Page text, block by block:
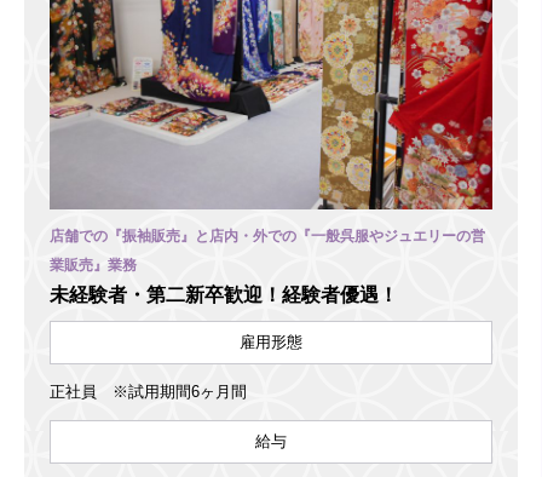
店舗での『振袖販売』と店内・外での『一般呉服やジュエリーの営
業販売』業務
未経験者・第二新卒歓迎！経験者優遇！
雇用形態
正社員 ※試用期間6ヶ月間
給与